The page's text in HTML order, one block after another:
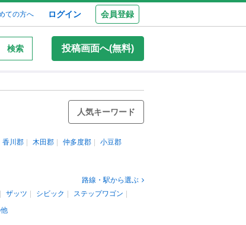
ての方へ ログイン 会員登録
検索 投稿画面へ(無料)
人気キーワード
香川郡 木田郡 仲多度郡 小豆郡
路線・駅から選ぶ
ザッツ シビック
ステップワゴン